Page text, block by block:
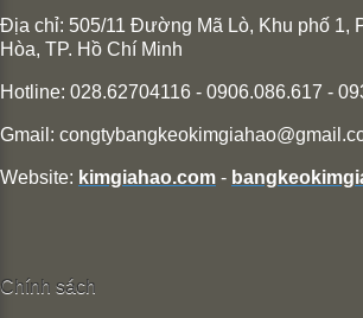
Địa chỉ: 505/11 Đường Mã Lò, Khu phố 1,
Hòa, TP. Hồ Chí Minh
Hotline: 028.62704116 - 0906.086.617 -
Gmail:
Website: kimgiahao.com -
Chính sách